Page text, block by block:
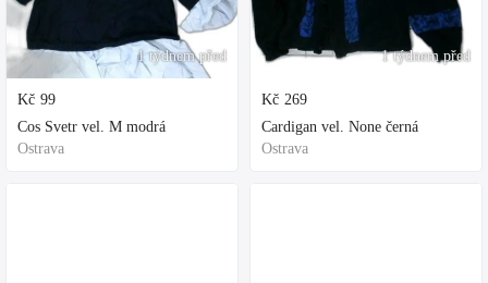
1 týdnem před
Kč 99
Cos Svetr vel. M modrá
Ostrava
1 týdnem před
Kč 269
Cardigan vel. None černá
Ostrava